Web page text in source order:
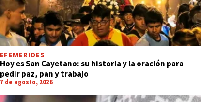
EFEMÉRIDES
Hoy es San Cayetano: su historia y la oración para
pedir paz, pan y trabajo
7 de agosto, 2026